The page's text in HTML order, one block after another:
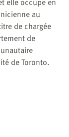
au
de chargée
de
de Toronto.